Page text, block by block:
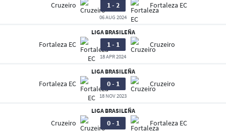
Cruzeiro 1 - 2 Fortaleza EC
06 AUG 2024
LIGA BRASILEÑA
Fortaleza EC 1 - 1 Cruzeiro
18 APR 2024
LIGA BRASILEÑA
Fortaleza EC 0 - 1 Cruzeiro
18 NOV 2023
LIGA BRASILEÑA
Cruzeiro 0 - 1 Fortaleza EC